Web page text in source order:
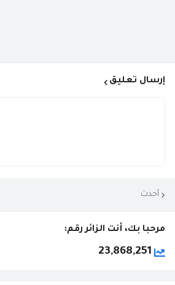
إرسال تعليق
أحدث
مرحبا بك، أنت الزائر رقم:
23,868,251